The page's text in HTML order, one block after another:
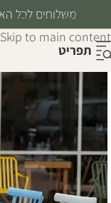
Skip to navigation
Skip to main content
משלוחים לכל
תפריט